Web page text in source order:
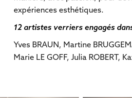
expériences esthétiques.
12 artistes verriers engagés
Yves BRAUN, Martine
Marie LE GOFF, Julia ROBERT,